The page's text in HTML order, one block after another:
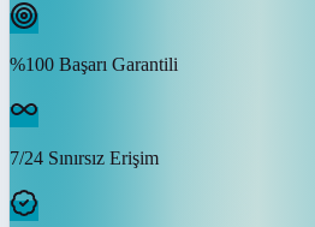
%100 Başarı Garantili
7/24 Sınırsız Erişim